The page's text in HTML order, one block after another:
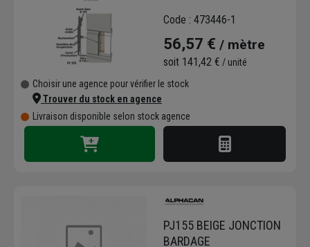
Code : 473446-1
56,57 € / mètre
soit 141,42 € / unité
Choisir une agence pour vérifier le stock
Trouver du stock en agence
Livraison disponible selon stock agence
PJ155 BEIGE JONCTION
BARDAGE